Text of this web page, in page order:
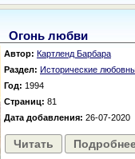
Огонь любви
Автор: Картленд Барбара
Раздел: Исторические
Год: 1994
Страниц: 81
Дата добавления: 26-07-2020
Читать